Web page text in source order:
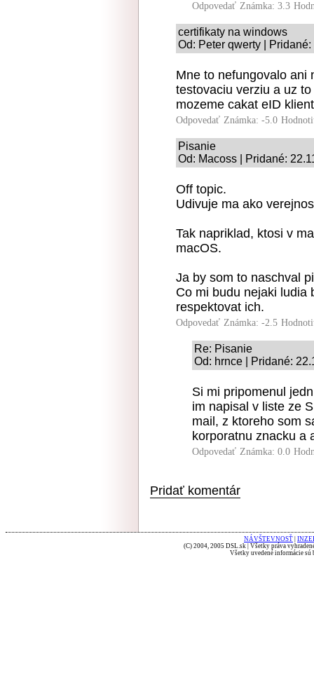
Odpovedať Známka: 3.3
certifikaty na windows
Od: Peter qwerty |
Mne to nefungovalo ani
testovaciu verziu a uz
mozeme cakat eID
Odpovedať Známka: -5.0
Pisanie
Od: Macoss | Pridané:
Off topic.
Udivuje ma ako
Tak napriklad, ktosi v
macOS.
Ja by som to naschval
Co mi budu nejaki ludia
respektovat ich.
Odpovedať Známka: -2.5
Re: Pisanie
Od: hrnce | Pridané:
Si mi pripomenul
im napisal v liste ze
mail, z ktoreho som
korporatnu znacku a
Odpovedať Známka: 0.0
Pridať komentár
NÁVŠTEVNOSŤ
(C) 2004, 2005 DSL.sk | Všetky práva
Všetky uvedené informácie sú